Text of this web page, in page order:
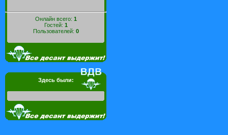
Онлайн всего: 1
Гостей: 1
Пользователей: 0
Здесь были: